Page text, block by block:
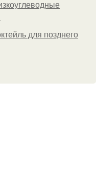
для позднего